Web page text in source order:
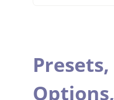
Presets,
Options,